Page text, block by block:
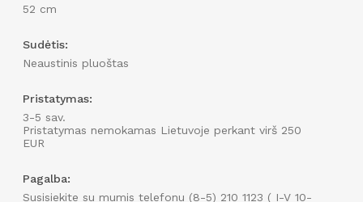
52 cm
Sudėtis:
Neaustinis pluoštas
Pristatymas:
3-5 sav.
Pristatymas nemokamas Lietuvoje perkant virš 250
EUR
Pagalba:
Susisiekite su mumis telefonu (8-5) 210 1123 ( I-V 10-